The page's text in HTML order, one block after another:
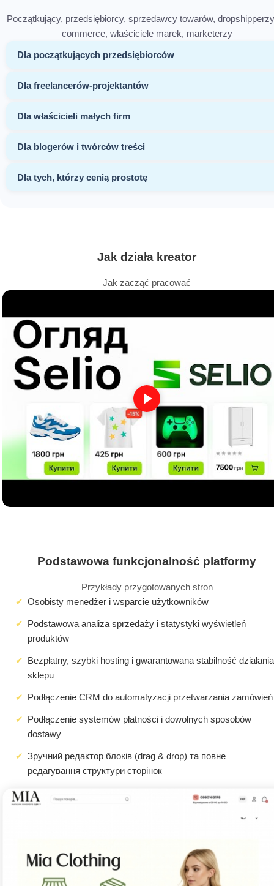
Początkujący, przedsiębiorcy, sprzedawcy towarów,
commerce, właściciele marek, marketerzy
Dla początkujących przedsiębiorców
Dla freelancerów-projektantów
Dla właścicieli małych firm
Dla blogerów i twórców treści
Dla tych, którzy cenią prostotę
Jak działa kreator
Jak zacząć pracować
Podstawowa funkcjonalność platformy
Przykłady przygotowanych stron
Osobisty menedżer i wsparcie użytkowników
Podstawowa analiza sprzedaży i statystyki wyświetleń
produktów
Bezpłatny, szybki hosting i gwarantowana stabilność działania
sklepu
Podłączenie CRM do automatyzacji przetwarzania zamówień
Podłączenie systemów płatności i dowolnych sposobów
dostawy
Зручний редактор блоків (drag & drop) та повне
редагування структури сторінок